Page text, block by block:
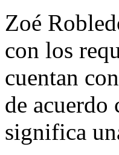
Zoé
con los
cuentan
de acuerdo
significa